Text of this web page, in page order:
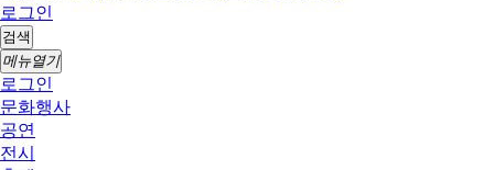
로그인
검색
메뉴열기
로그인
문화행사
공연
전시